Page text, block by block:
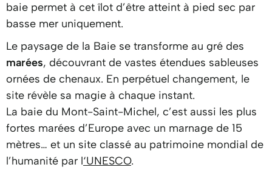
baie permet à cet îlot d’être atteint à pied sec par
basse mer uniquement.
Le paysage de la Baie se transforme au gré des
marées, découvrant de vastes étendues sableuses
ornées de chenaux. En perpétuel changement, le
site révèle sa magie à chaque instant.
La baie du Mont-Saint-Michel, c’est aussi les plus
fortes marées d’Europe avec un marnage de 15
mètres… et un site classé au patrimoine mondial de
l’humanité par l‘UNESCO.